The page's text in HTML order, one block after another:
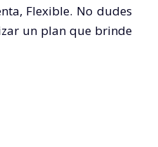
Flexible. No dudes
un plan que brinde